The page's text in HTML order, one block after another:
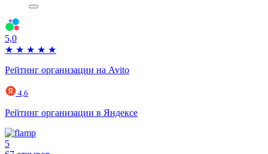
5,0
★ ★ ★ ★ ★
Рейтинг организации на Avito
4,6
Рейтинг организации в Яндексе
5